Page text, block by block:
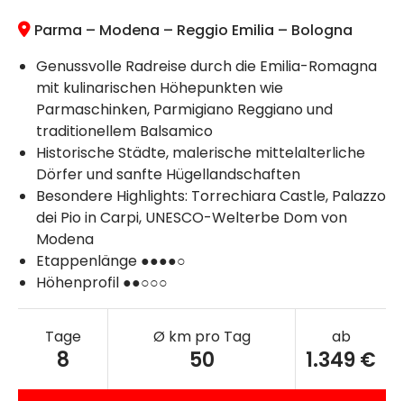
Parma – Modena – Reggio Emilia – Bologna
Genussvolle Radreise durch die Emilia-Romagna
mit kulinarischen Höhepunkten wie
Parmaschinken, Parmigiano Reggiano und
traditionellem Balsamico
Historische Städte, malerische mittelalterliche
Dörfer und sanfte Hügellandschaften
Besondere Highlights: Torrechiara Castle, Palazzo
dei Pio in Carpi, UNESCO-Welterbe Dom von
Modena
Etappenlänge ●●●●○
Höhenprofil ●●○○○
Tage
8
Ø km pro Tag
50
ab
1.349 €